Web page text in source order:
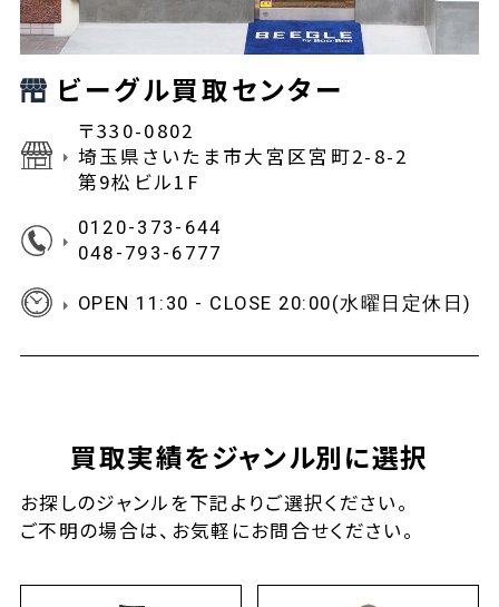
ビーグル買取センター
〒330-0802
埼玉県さいたま市大宮区宮町2-8-2
第9松ビル1F
0120-373-644
048-793-6777
OPEN 11:30 - CLOSE 20:00(水曜日定休日)
買取実績をジャンル別に選択
お探しのジャンルを下記よりご選択ください。
ご不明の場合は、お気軽にお問合せください。